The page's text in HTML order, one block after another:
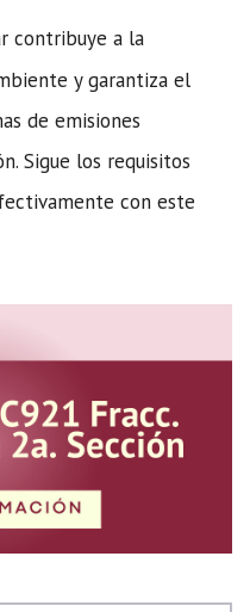
contribuye a la
y garantiza el
de emisiones
Sigue los requisitos
con este